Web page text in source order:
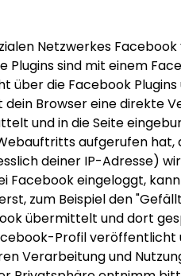
Netzwerkes
Plugins sind mit einem
über die Facebook
Browser eine direkte
und in die Seite
aufgerufen
deiner IP-Adresse)
eingeloggt,
zum Beispiel den
übermittelt und dort
Profil
Verarbeitung und